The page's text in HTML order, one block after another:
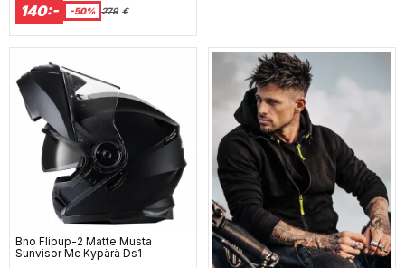
140:- -50% 279 €
Bno Flipup-2 Matte Musta
Sunvisor Mc Kypärä Ds1